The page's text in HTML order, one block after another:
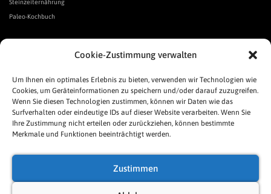
Cookie-Zustimmung verwalten
Um Ihnen ein optimales Erlebnis zu bieten, verwenden wir Technologien wie
Cookies, um Geräteinformationen zu speichern und/oder darauf zuzugreifen.
Wenn Sie diesen Technologien zustimmen, können wir Daten wie das
Surfverhalten oder eindeutige IDs auf dieser Website verarbeiten. Wenn Sie
Ihre Zustimmung nicht erteilen oder zurückziehen, können bestimmte
Merkmale und Funktionen beeinträchtigt werden.
Zustimmen
Steinzeiternährung
Paleo-Kochbuch
*Affiliate Link. Als Partner verschiedener Unternehmen verdiene ich an qualifizierten Verkäufen.
Urgeschmack-Empfehlungen
Urgeschmack-Shop
Was ist Urgeschmack?
Häufige Fragen
Links
Allgemeine Geschäftsbedingungen